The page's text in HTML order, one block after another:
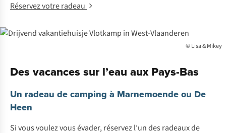
Réservez votre radeau
© Lisa & Mikey
Des vacances sur l’eau aux Pays-Bas
Un radeau de camping à Marnemoende ou De
Heen
Si vous voulez vous évader, réservez l’un des radeaux de